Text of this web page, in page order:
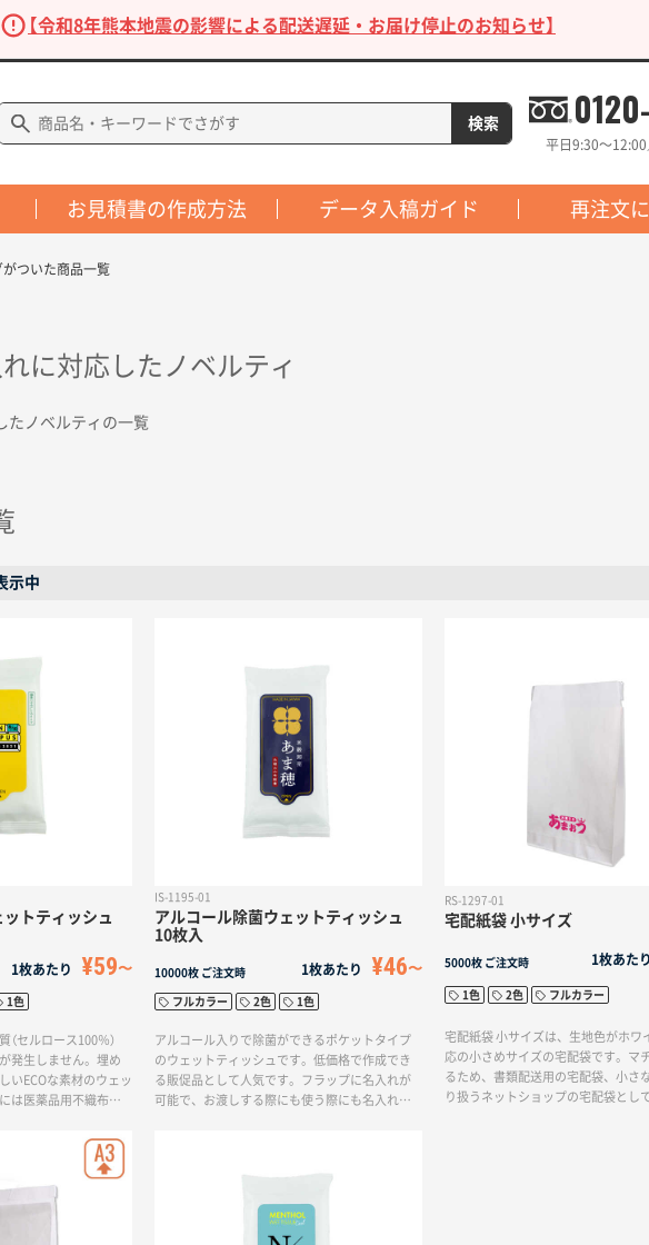
【令和8年熊本地震の影響による配送遅延・お届け停止のお知らせ】
平日9:30〜
お見積書の作成方法 データ入稿ガイド 再注文
がついた商品一覧
に対応したノベルティ
たノベルティの一覧
示中
トティッシュ
1枚あたり ¥59
1色
セルロース100％）
発生しません。埋め
いECOな素材のウェッ
は医薬品用不織布基
切有害物質を発生さ
ECO製品です。低価格
人気です。フラップ
する際にも使う際に
IS-1195-01
アルコール除菌ウェットティッシュ
10枚入
10000枚 ご注文時 1枚あたり ¥46
フルカラー 2色 1色
アルコール入りで除菌ができるポケットタイプ
のウェットティッシュです。低価格で作成でき
る販促品として人気です。フラップに名入れが
可能で、お渡しする際にも使う際にも名入れ面
お使いいただけます。
RS-1297-01
宅配紙袋 小サイズ
5000枚 ご注文時 1枚あたり
1色 2色 フルカラー
宅配紙袋 小サイズは、生地色がホワ
応の小さめサイズの宅配袋です。マ
るため、書類配送用の宅配袋、小さ
り扱うネットショップの宅配袋とし